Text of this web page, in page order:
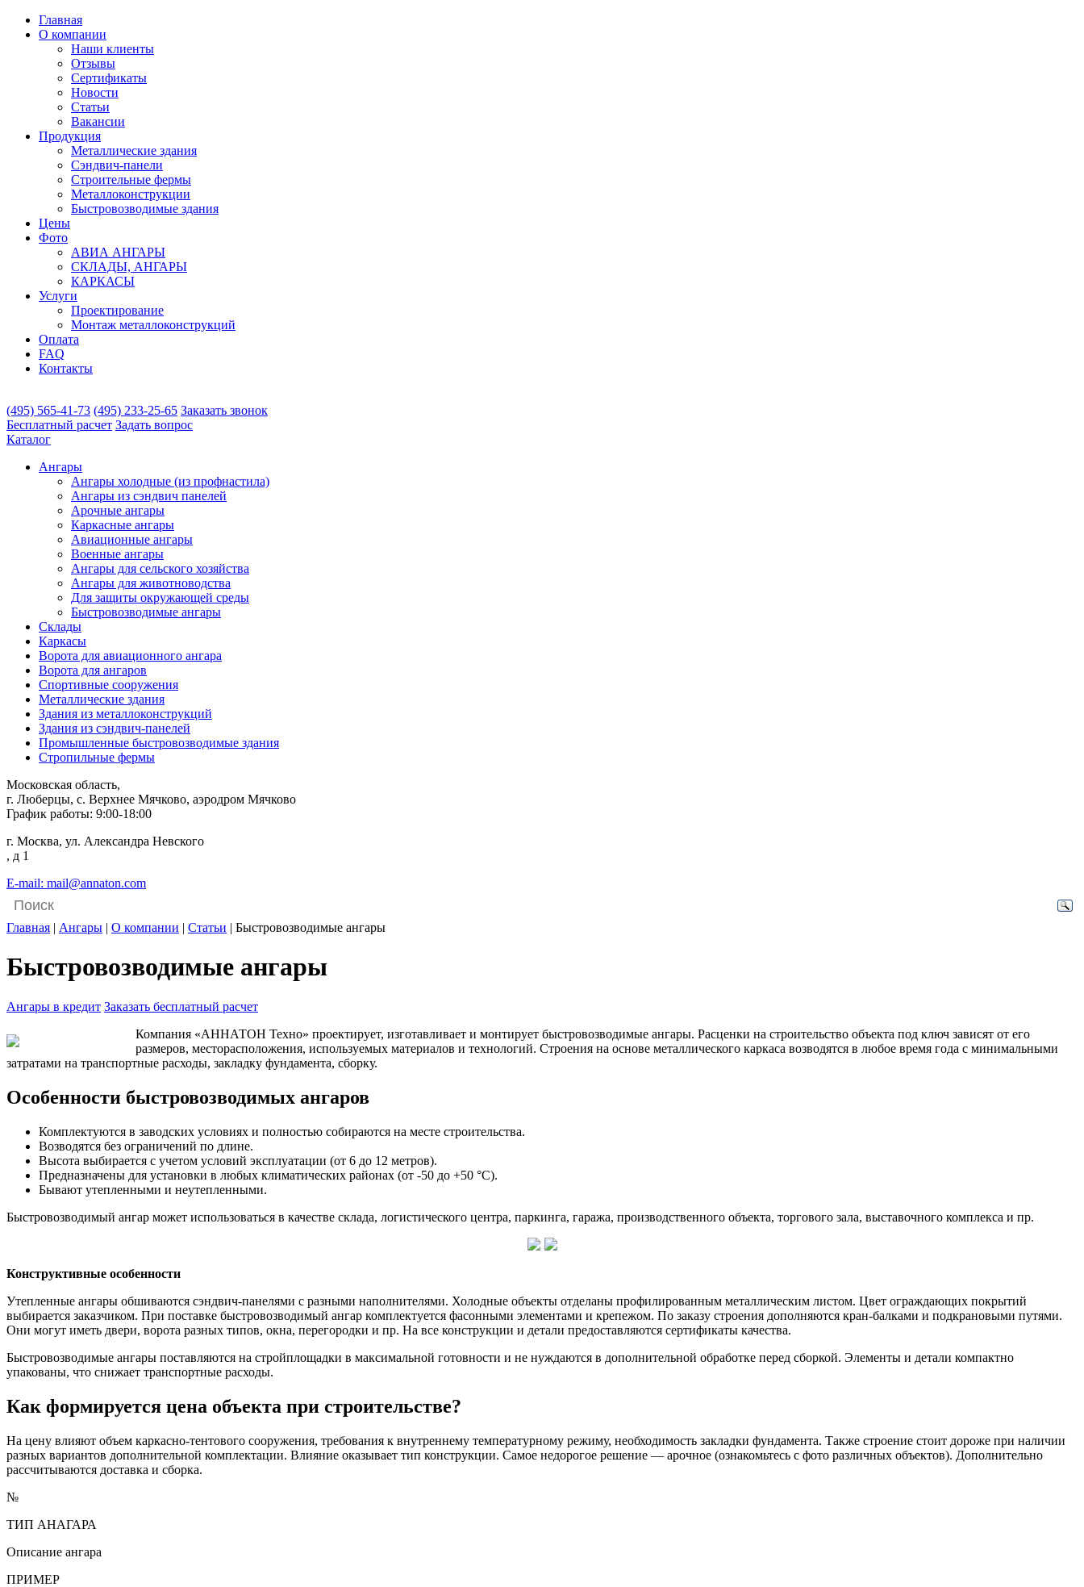
Главная
О компании
Наши клиенты
Отзывы
Сертификаты
Новости
Статьи
Вакансии
Продукция
Металлические здания
Сэндвич-панели
Строительные фермы
Металлоконструкции
Быстровозводимые здания
Цены
Фото
АВИА АНГАРЫ
СКЛАДЫ, АНГАРЫ
КАРКАСЫ
Услуги
Проектирование
Монтаж металлоконструкций
Оплата
FAQ
Контакты
(495) 565-41-73 (495) 233-25-65 Заказать звонок
Бесплатный расчет Задать вопрос
Каталог
Ангары
Ангары холодные (из профнастила)
Ангары из сэндвич панелей
Арочные ангары
Каркасные ангары
Авиационные ангары
Военные ангары
Ангары для сельского хозяйства
Ангары для животноводства
Для защиты окружающей среды
Быстровозводимые ангары
Склады
Каркасы
Ворота для авиационного ангара
Ворота для ангаров
Спортивные сооружения
Металлические здания
Здания из металлоконструкций
Здания из сэндвич-панелей
Промышленные быстровозводимые здания
Стропильные фермы
Московская область,
г. Люберцы, с. Верхнее Мячково, аэродром Мячково
График работы: 9:00-18:00
г. Москва, ул. Александра Невского
, д 1
E-mail: mail@annaton.com
Главная | Ангары | О компании | Статьи | Быстровозводимые ангары
Быстровозводимые ангары
Ангары в кредит Заказать бесплатный расчет
Компания «АННАТОН Техно» проектирует, изготавливает и монтирует быстровозводимые ангары. Расценки на строительство объекта под ключ зависят от его
размеров, месторасположения, используемых материалов и технологий. Строения на основе металлического каркаса возводятся в любое время года с минимальными
затратами на транспортные расходы, закладку фундамента, сборку.
Особенности быстровозводимых ангаров
Комплектуются в заводских условиях и полностью собираются на месте строительства.
Возводятся без ограничений по длине.
Высота выбирается с учетом условий эксплуатации (от 6 до 12 метров).
Предназначены для установки в любых климатических районах (от -50 до +50 °С).
Бывают утепленными и неутепленными.
Быстровозводимый ангар может использоваться в качестве склада, логистического центра, паркинга, гаража, производственного объекта, торгового зала, выставочного комплекса и пр.
Конструктивные особенности
Утепленные ангары обшиваются сэндвич-панелями с разными наполнителями. Холодные объекты отделаны профилированным металлическим листом. Цвет ограждающих покрытий
выбирается заказчиком. При поставке быстровозводимый ангар комплектуется фасонными элементами и крепежом. По заказу строения дополняются кран-балками и подкрановыми путями.
Они могут иметь двери, ворота разных типов, окна, перегородки и пр. На все конструкции и детали предоставляются сертификаты качества.
Быстровозводимые ангары поставляются на стройплощадки в максимальной готовности и не нуждаются в дополнительной обработке перед сборкой. Элементы и детали компактно
упакованы, что снижает транспортные расходы.
Как формируется цена объекта при строительстве?
На цену влияют объем каркасно-тентового сооружения, требования к внутреннему температурному режиму, необходимость закладки фундамента. Также строение стоит дороже при наличии
разных вариантов дополнительной комплектации. Влияние оказывает тип конструкции. Самое недорогое решение — арочное (ознакомьтесь с фото различных объектов). Дополнительно
рассчитываются доставка и сборка.
№
ТИП АНАГАРА
Описание ангара
ПРИМЕР